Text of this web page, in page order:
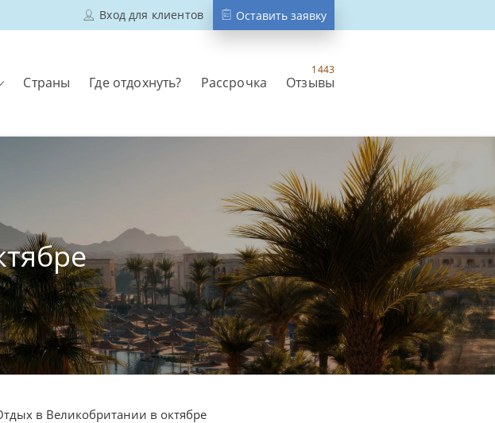
Вход для клиентов Оставить заявку
Страны Где отдохнуть? Рассрочка Отзывы
1443
в Великобритании в октябре